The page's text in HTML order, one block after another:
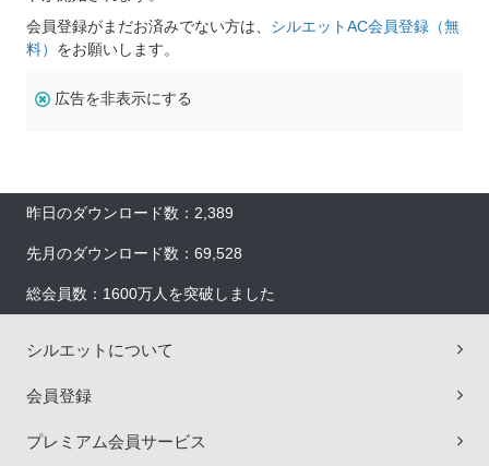
会員登録がまだお済みでない方は、 シルエットAC会員登録（無
料） をお願いします。
広告を非表示にする
昨日のダウンロード数：2,389
先月のダウンロード数：69,528
総会員数：1600万人を突破しました
シルエットについて
会員登録
プレミアム会員サービス